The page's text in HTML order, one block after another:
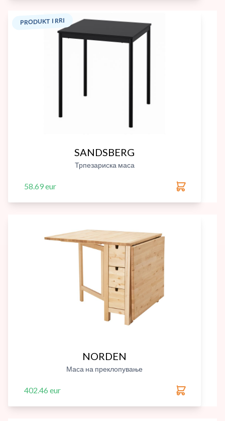
PRODUKT I RRI
SANDSBERG
Трпезариска маса
58.69 eur
NORDEN
Маса на преклопување
402.46 eur